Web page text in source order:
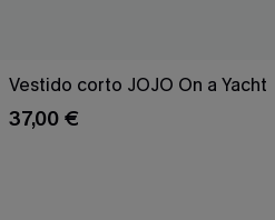
Vestido corto JOJO On a Yacht
37,00 €